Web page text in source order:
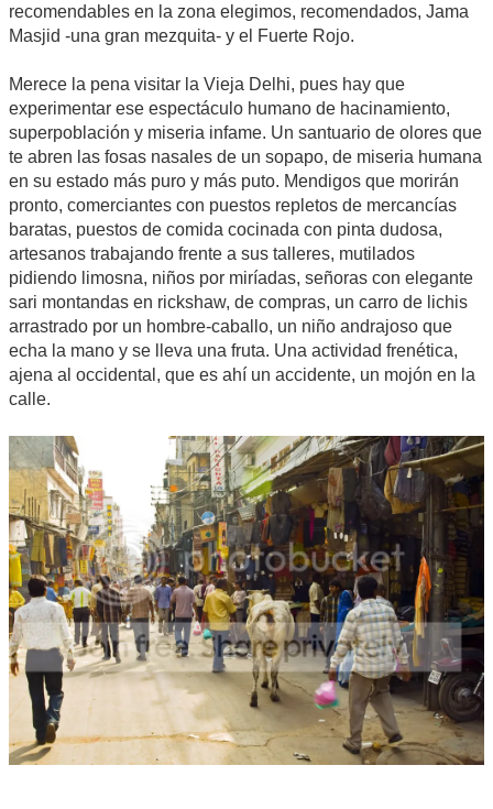
recomendables en la zona elegimos, recomendados, Jama
Masjid -una gran mezquita- y el Fuerte Rojo.
Merece la pena visitar la Vieja Delhi, pues hay que
experimentar ese espectáculo humano de hacinamiento,
superpoblación y miseria infame. Un santuario de olores que
te abren las fosas nasales de un sopapo, de miseria humana
en su estado más puro y más puto. Mendigos que morirán
pronto, comerciantes con puestos repletos de mercancías
baratas, puestos de comida cocinada con pinta dudosa,
artesanos trabajando frente a sus talleres, mutilados
pidiendo limosna, niños por miríadas, señoras con elegante
sari montandas en rickshaw, de compras, un carro de lichis
arrastrado por un hombre-caballo, un niño andrajoso que
echa la mano y se lleva una fruta. Una actividad frenética,
ajena al occidental, que es ahí un accidente, un mojón en la
calle.